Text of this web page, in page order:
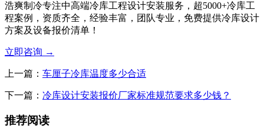
浩爽制冷专注中高端冷库工程设计安装服务，超5000+冷库工
程案例，资质齐全，经验丰富，团队专业，免费提供冷库设计
方案及设备报价清单！
立即咨询 →
上一篇： 车厘子冷库温度多少合适
下一篇： 冷库设计安装报价厂家标准规范要求多少钱？
推荐阅读